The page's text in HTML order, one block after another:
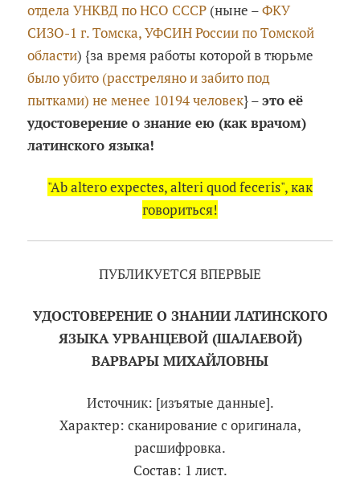
отдела УНКВД по НСО СССР (ныне –ФКУ
СИЗО-1 г. Томска, УФСИН России по Томской
области) {за время работы которой в тюрьме
было убито (расстреляно и забито под
пытками) не менее 10194 человек} –это её
удостоверение о знание ею (как врачом)
латинского языка!
"Ab altero expectes, alteri quod feceris", как
говориться!
ПУБЛИКУЕТСЯ ВПЕРВЫЕ
УДОСТОВЕРЕНИЕ О ЗНАНИИ ЛАТИНСКОГО
ЯЗЫКА УРВАНЦЕВОЙ (ШАЛАЕВОЙ)
ВАРВАРЫ МИХАЙЛОВНЫ
Источник: [изъятые данные].
Характер: сканирование с оригинала,
расшифровка.
Состав: 1 лист.